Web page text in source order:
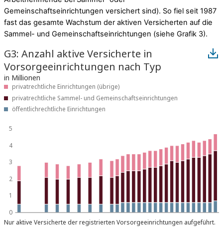
Gemeinschaftseinrichtungen versichert sind). So fiel seit 1987
fast das gesamte Wachstum der aktiven Versicherten auf die
Sammel- und Gemeinschaftseinrichtungen (siehe Grafik 3).